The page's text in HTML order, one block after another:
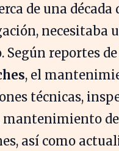
de una década
necesitaba
Según reportes de
, el
técnicas,
mantenimiento
así como